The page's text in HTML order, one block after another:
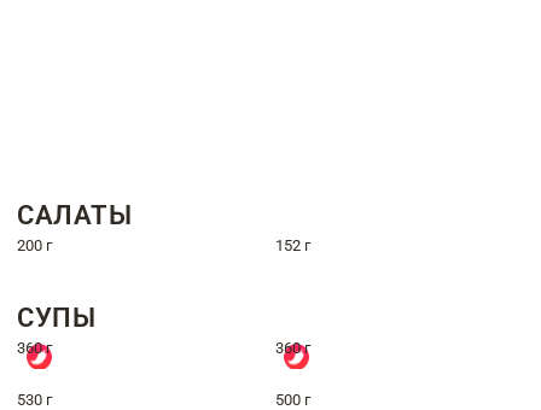
САЛАТЫ
200 г 152 г
СУПЫ
360 г 360 г
530 г 500 г